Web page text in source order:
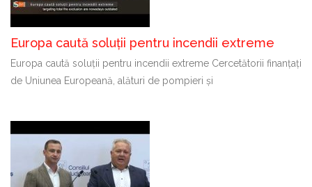
Europa caută soluții pentru incendii extreme
Europa caută soluții pentru incendii extreme Cercetătorii finanțați
de Uniunea Europeană, alături de pompieri și